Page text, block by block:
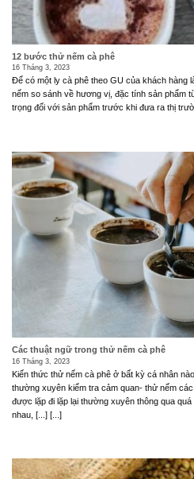
12 bước thử nếm cà phê
16 Tháng 3, 2023
Để có một ly cà phê theo GU của khách hàng
nếm so sánh về hương vị, đặc tính sản phẩm
trọng đối với sản phẩm trước khi đưa ra thị
Các thuật ngữ trong thử nếm cà phê
16 Tháng 3, 2023
Kiến thức thử nếm cà phê ở bất kỳ cá nhân
thường xuyên kiểm tra cảm quan- thử nếm
được lặp đi lặp lại thường xuyên thông qua
nhau, [...] [...]